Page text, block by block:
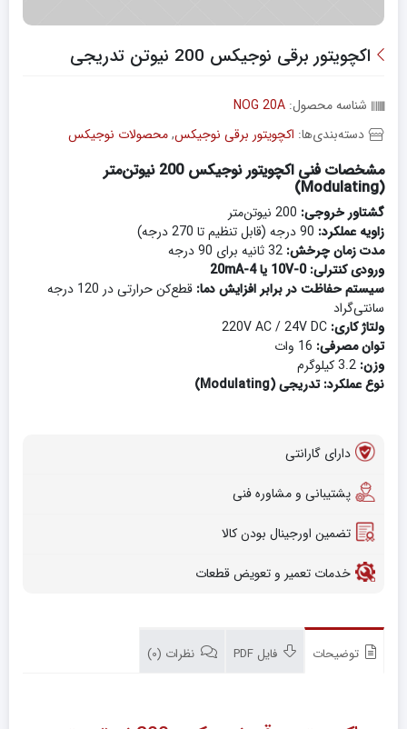
اکچویتور برقی نوجیکس 200 نیوتن‌ تدریجی
شناسه محصول: NOG 20A
دسته‌بندی‌ها: اکچویتور برقی نوجیکس,محصولات نوجیکس
مشخصات فنی اکچویتور نوجیکس 200 نیوتن‌متر
(Modulating)
گشتاور خروجی:
زاویه عملکرد:
مدت زمان چرخش:
ورودی کنترلی: 0-10V یا 4-20mA
سیستم حفاظت در برابر افزایش دما:
قطع‌کن حرارتی در 120 درجه
سانتی‌گراد
ولتاژ کاری:
توان مصرفی:
وزن:
نوع عملکرد: تدریجی (Modulating)
دارای گارانتی
پشتیبانی و مشاوره فنی
تضمین اورجینال بودن کالا
خدمات تعمیر و تعویض قطعات
توضیحات فایل PDF نظرات (0)